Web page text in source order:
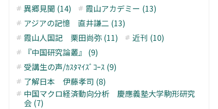
異郷見聞 (14)
霞山アカデミー (13)
アジアの記憶 直井謙二 (13)
霞山人国記 栗田尚弥 (11)
近刊 (10)
『中国研究論叢』 (9)
受講生の声/ｶｽﾀﾏｲｽﾞｺｰｽ (9)
了解日本 伊藤孝司 (8)
中国マクロ経済動向分析 慶應義塾大学駒形研究
会 (7)